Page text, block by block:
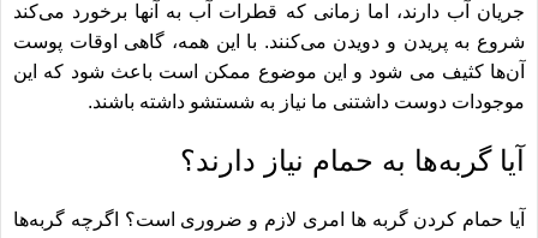
جریان آب دارند، اما زمانی که قطرات آب به آنها برخورد می‌کند
شروع به پریدن و دویدن می‌کنند. با این همه، گاهی اوقات پوست
آن‌ها کثیف می شود و این موضوع ممکن است باعث شود که این
موجودات دوست داشتنی ما نیاز به شستشو داشته باشند.
آیا گربه‌ها به حمام نیاز دارند؟
آیا حمام کردن گربه ها امری لازم و ضروری است؟ اگرچه گربه‌ها